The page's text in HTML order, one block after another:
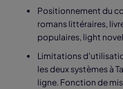
Positionnement du
romans littéraires,
populaires, light
Limitations
les deux systèmes à
ligne. Fonction de